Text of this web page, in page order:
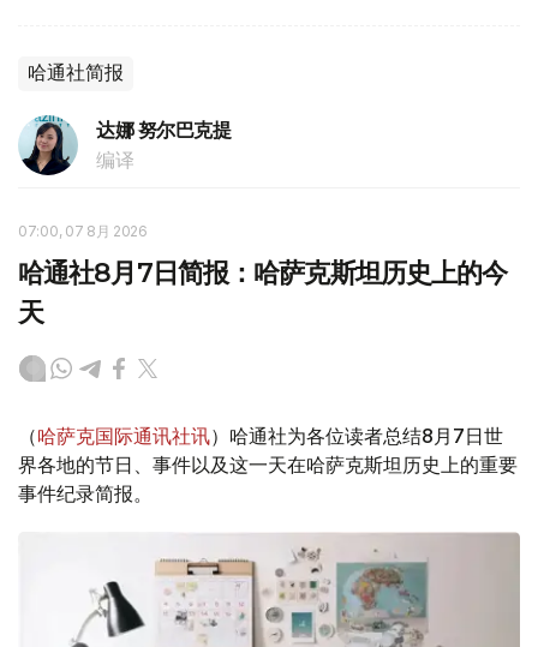
哈通社简报
达娜 努尔巴克提
编译
07:00, 07 8月 2026
哈通社8月7日简报：哈萨克斯坦历史上的今
天
（哈萨克国际通讯社讯）哈通社为各位读者总结8月7日世
界各地的节日、事件以及这一天在哈萨克斯坦历史上的重要
事件纪录简报。